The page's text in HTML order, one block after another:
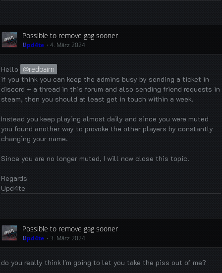
Possible to remove gag sooner
Upd4te 4. März 2024
Hello
redbairn
if you think you can keep the admins busy by sending a ticket in
discord + a thread in this forum and also sending friend requests in
steam, then you should at least get in touch within a week.
Instead you keep playing almost daily and since you were muted
you found another way to provoke the other players by constantly
changing your name.
Since you are no longer muted, I will now close this topic.
Regards
Upd4te
Possible to remove gag sooner
Upd4te 3. März 2024
do you really think I'm going to let you take the piss out of me?